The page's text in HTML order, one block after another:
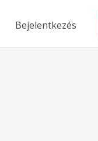
Bejelentkezés